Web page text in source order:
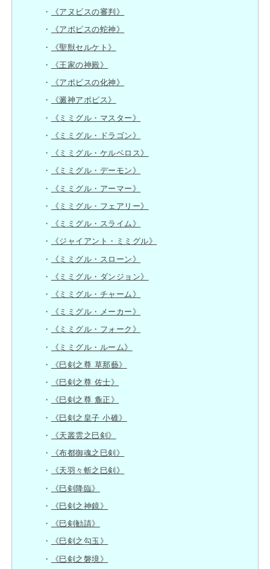
《アヌビスの審判》
《アポピスの蛇神》
《聖獣セルケト》
《王家の神殿》
《アポピスの化神》
《澱神アポピス》
《ミミグル・マスター》
《ミミグル・ドラゴン》
《ミミグル・ケルベロス》
《ミミグル・デーモン》
《ミミグル・アーマー》
《ミミグル・フェアリー》
《ミミグル・スライム》
《ジャイアント・ミミグル》
《ミミグル・スローン》
《ミミグル・ダンジョン》
《ミミグル・チャーム》
《ミミグル・メーカー》
《ミミグル・フォーク》
《ミミグル・ルーム》
《巳剣之尊 草那藝》
《巳剣之尊 佐士》
《巳剣之尊 麁正》
《巳剣之皇子 小碓》
《天叢雲之巳剣》
《布都御魂之巳剣》
《天羽々斬之巳剣》
《巳剣降臨》
《巳剣之神鏡》
《巳剣勧請》
《巳剣之勾玉》
《巳剣之磐境》